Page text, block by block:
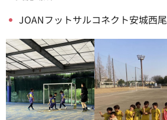
JOANフットサルコネクト安城西尾